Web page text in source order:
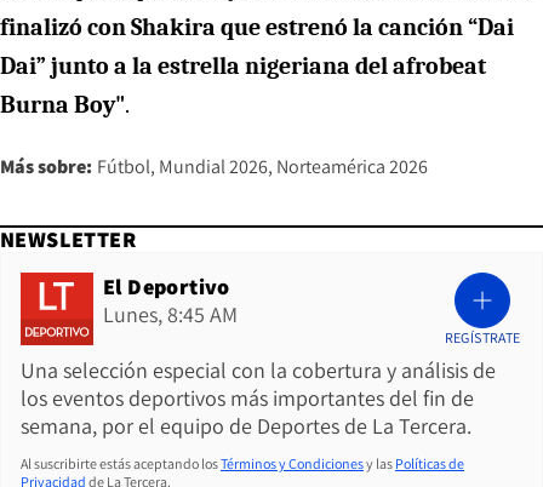
finalizó con Shakira que estrenó la canción “Dai
Dai” junto a la estrella nigeriana del afrobeat
Burna Boy".
Más sobre: Fútbol Mundial 2026 Norteamérica 2026
NEWSLETTER
El Deportivo
Lunes, 8:45 AM
Una selección especial con la cobertura y análisis de
los eventos deportivos más importantes del fin de
semana, por el equipo de Deportes de La Tercera.
REGÍSTRATE
Al suscribirte estás aceptando losTérminos y Condicionesy las Políticas de
Privacidad de La Tercera.